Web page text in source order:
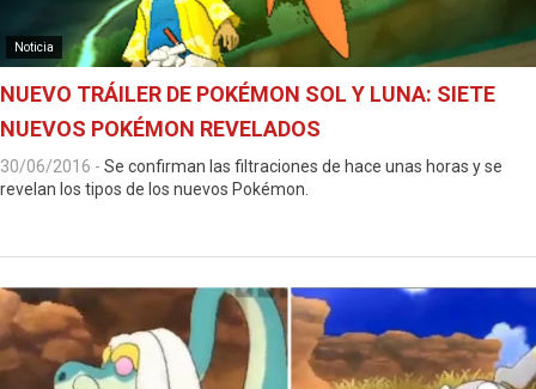
Noticia
NUEVO TRÁILER DE POKÉMON SOL Y LUNA: SIETE
NUEVOS POKÉMON REVELADOS
30/06/2016 - Se confirman las filtraciones de hace unas horas y se
revelan los tipos de los nuevos Pokémon.